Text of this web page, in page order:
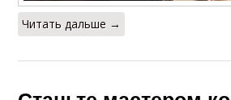
Читать дальше →